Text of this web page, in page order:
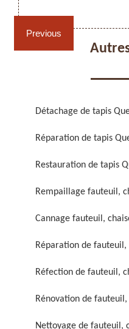
Rempaillage fauteuil,
chaises et sièges 59
Réparation de fauteuil,
Rénovation de fauteuil,
chaise et siège 59
Previous
Détachage de tapis
Réparation de tapis
Restauration de tapis
Rempaillage fauteuil,
Cannage fauteuil,
Réparation de
Réfection de fauteuil,
Rénovation de
Nettoyage de fauteuil,